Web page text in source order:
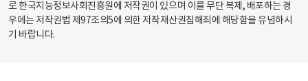
로 한국지능정보사회진흥원에 저작권이 있으며 이를 무단 복제, 배포하는 경
우에는 저작권법 제97조의5에 의한 저작재산권침해죄에 해당함을 유념하시
기 바랍니다.